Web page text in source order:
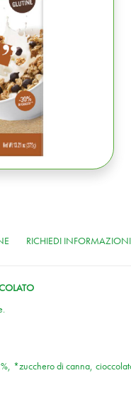
RICHIEDI INFORMAZIONI
*zucchero di canna,